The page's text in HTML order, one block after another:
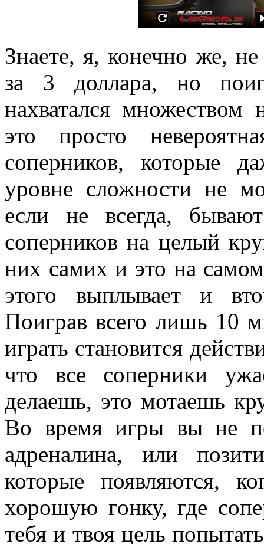
Знаете, я, конечно же,
за 3 доллара, но
нахватался
это просто
соперников, которые
уровне сложности не
если не всегда,
соперников на целый
них самих и это на
этого выплывает и
Поиграв всего лишь 10
играть становится
что все соперники
делаешь, это мотаешь
Во время игры вы не
адреналина, или
которые появляются,
хорошую гонку, где
тебя и твоя цель